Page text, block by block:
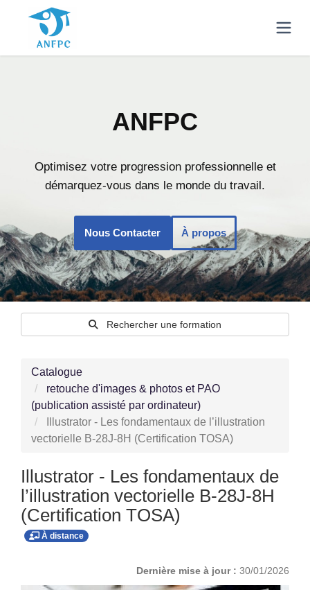
ANFPC
Optimisez votre progression professionnelle et
démarquez-vous dans le monde du travail.
Nous Contacter À propos
Rechercher une formation
Catalogue
retouche d'images & photos et PAO
(publication assisté par ordinateur)
Illustrator - Les fondamentaux de l’illustration
vectorielle B-28J-8H (Certification TOSA)
Illustrator - Les fondamentaux de
l’illustration vectorielle B-28J-8H
(Certification TOSA)
À distance
Dernière mise à jour : 30/01/2026